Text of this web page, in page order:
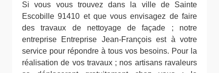
Si vous vous trouvez dans la ville de Sainte
Escobille 91410 et que vous envisagez de faire
des travaux de nettoyage de façade ; notre
entreprise Entreprise Jean-François est à votre
service pour répondre à tous vos besoins. Pour la
réalisation de vos travaux ; nos artisans ravaleurs